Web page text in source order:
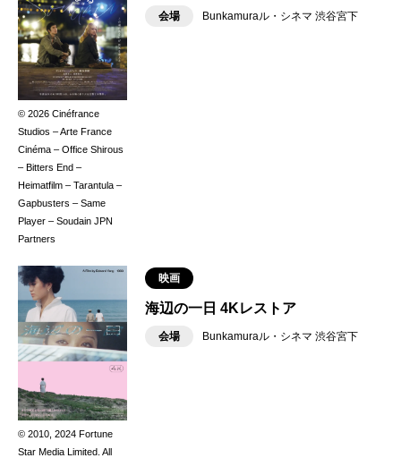
© 2026 Cinéfrance
Studios – Arte France
Cinéma – Office Shirous
– Bitters End –
Heimatfilm – Tarantula –
Gapbusters – Same
Player – Soudain JPN
Partners
会場 Bunkamuraル・シネマ 渋谷宮下
© 2010, 2024 Fortune
Star Media Limited. All
映画
海辺の一日 4Kレストア
会場 Bunkamuraル・シネマ 渋谷宮下